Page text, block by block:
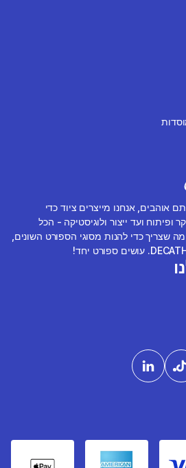
אנחנו מייצרים ציוד כדי
ועד ייצור ולוגיסטיקה - הכל
שצריך כדי להנות מסוגי הספורט השונים,